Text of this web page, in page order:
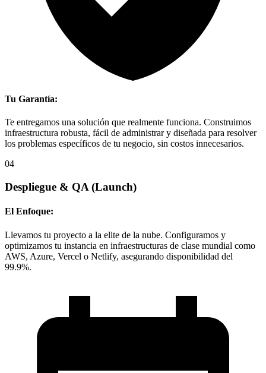
Tu Garantía:
Te entregamos una solución que realmente funciona. Construimos
infraestructura robusta, fácil de administrar y diseñada para resolver
los problemas específicos de tu negocio, sin costos innecesarios.
04
Despliegue & QA (Launch)
El Enfoque:
Llevamos tu proyecto a la elite de la nube. Configuramos y
optimizamos tu instancia en infraestructuras de clase mundial como
AWS, Azure, Vercel o Netlify, asegurando disponibilidad del
99.9%.